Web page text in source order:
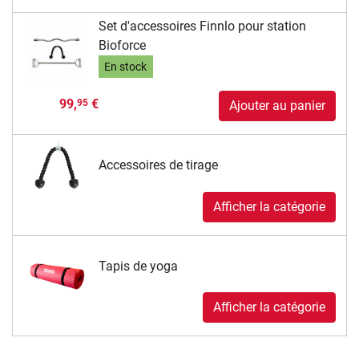
Set d'accessoires Finnlo pour station
Bioforce
En stock
99,95€ Ajouter au panier
Accessoires de tirage
Afficher la catégorie
Tapis de yoga
Afficher la catégorie